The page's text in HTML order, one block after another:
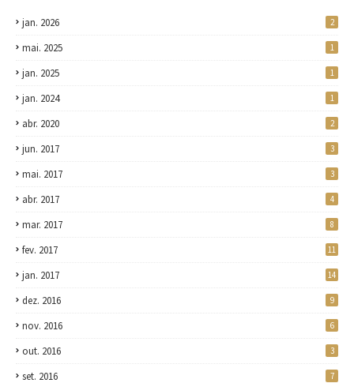
jan. 2026 2
mai. 2025 1
jan. 2025 1
jan. 2024 1
abr. 2020 2
jun. 2017 3
mai. 2017 3
abr. 2017 4
mar. 2017 8
fev. 2017 11
jan. 2017 14
dez. 2016 9
nov. 2016 6
out. 2016 3
set. 2016 7